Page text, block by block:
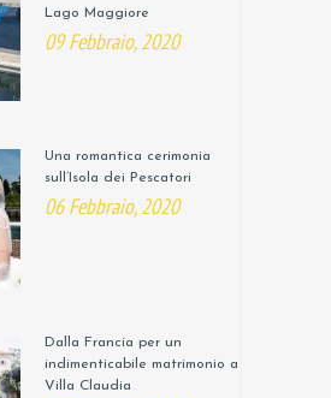
Lago Maggiore
09 Febbraio, 2020
Una romantica cerimonia
sull’Isola dei Pescatori
06 Febbraio, 2020
Dalla Francia per un
indimenticabile matrimonio a
Villa Claudia